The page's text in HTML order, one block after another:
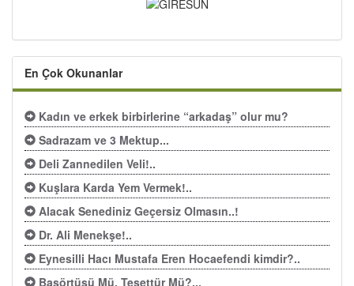
En Çok Okunanlar
Kadın ve erkek birbirlerine “arkadaş” olur mu?
Sadrazam ve 3 Mektup...
Deli Zannedilen Veli!..
Kuşlara Karda Yem Vermek!..
Alacak Senediniz Geçersiz Olmasın..!
Dr. Ali Menekşe!..
Eynesilli Hacı Mustafa Eren Hocaefendi kimdir?..
Başörtüsü Mü, Tesettür Mü?...